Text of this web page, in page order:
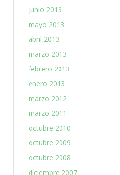
junio 2013
mayo 2013
abril 2013
marzo 2013
febrero 2013
enero 2013
marzo 2012
marzo 2011
octubre 2010
octubre 2009
octubre 2008
diciembre 2007